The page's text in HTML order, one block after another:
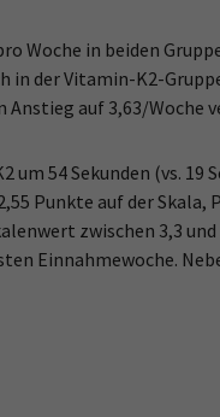
Woche in beiden
in der Vitamin-K2-
auf 3,63/Woche
54 Sekunden (vs. 19
Punkte auf der Skala,
zwischen 3,3
Einnahmewoche.